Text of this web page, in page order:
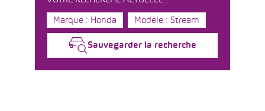
Marque : Honda Modèle : Stream
Sauvegarder la recherche